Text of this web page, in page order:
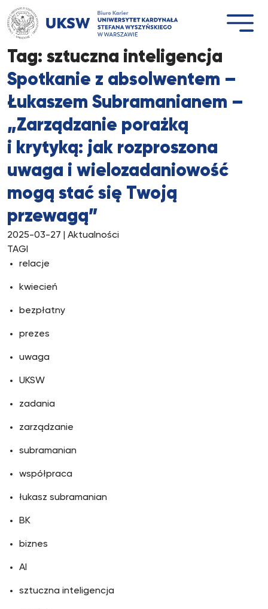
Przejdź
do
treści
Tag: sztuczna inteligencja
Spotkanie z absolwentem –
Łukaszem Subramanianem –
„Zarządzanie porażką
i krytyką: jak rozproszona
uwaga i wielozadaniowość
mogą stać się Twoją
przewagą”
2025-03-27 | Aktualności
TAGI
relacje
kwiecień
bezpłatny
prezes
uwaga
UKSW
zadania
zarządzanie
subramanian
współpraca
łukasz subramanian
BK
biznes
AI
sztuczna inteligencja